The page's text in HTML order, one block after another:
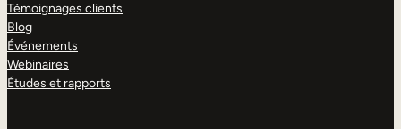
Témoignages clients
Blog
Événements
Webinaires
Études et rapports